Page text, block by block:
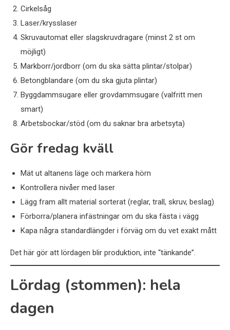
Cirkelsåg
Laser/krysslaser
Skruvautomat eller slagskruvdragare (minst 2 st om
möjligt)
Markborr/jordborr (om du ska sätta plintar/stolpar)
Betongblandare (om du ska gjuta plintar)
Byggdammsugare eller grovdammsugare (valfritt men
smart)
Arbetsbockar/stöd (om du saknar bra arbetsyta)
Gör fredag kväll
Mät ut altanens läge och markera hörn
Kontrollera nivåer med laser
Lägg fram allt material sorterat (reglar, trall, skruv, beslag)
Förborra/planera infästningar om du ska fästa i vägg
Kapa några standardlängder i förväg om du vet exakt mått
Det här gör att lördagen blir produktion, inte “tänkande”.
Lördag (stommen): hela
dagen